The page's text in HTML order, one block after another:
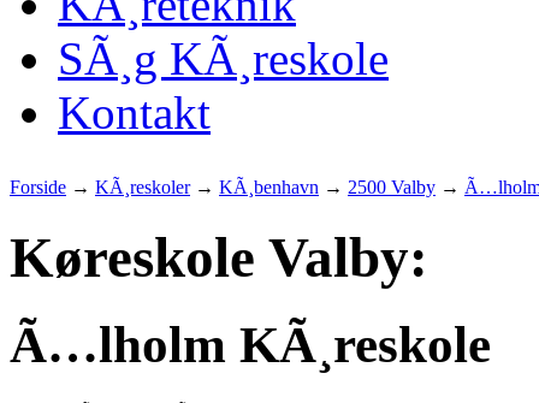
SÃ¸g KÃ¸reskole
Kontakt
Forside → KÃ¸reskoler→ KÃ¸benhavn → 2500 Valby → Ã…lholm
Køreskole Valby:
Ã…lholm KÃ¸reskole